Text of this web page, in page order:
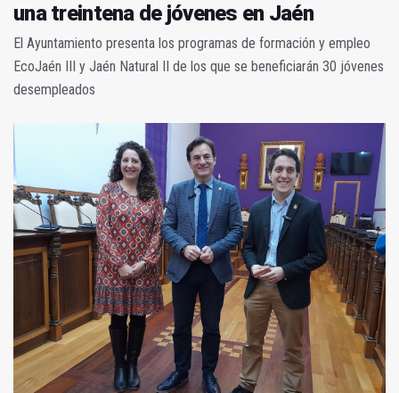
una treintena de jóvenes en Jaén
El Ayuntamiento presenta los programas de formación y empleo
EcoJaén III y Jaén Natural II de los que se beneficiarán 30 jóvenes
desempleados